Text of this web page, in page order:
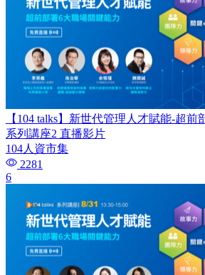
【104 talks】新世代管理人才賦能-超前
系列講座2 直播影片
104人資市集
2281
6